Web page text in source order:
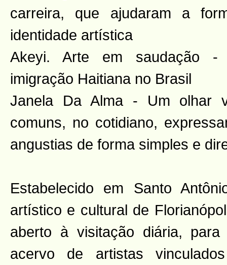
carreira, que ajudaram a
identidade artística
Akeyi. Arte em saudação -
imigração Haitiana no Brasil
Janela Da Alma - Um olhar
comuns, no cotidiano,
angustias de forma simples e
Estabelecido em Santo
artístico e cultural de
aberto à visitação diária, para
acervo de artistas